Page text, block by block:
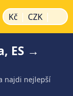
Kč | CZK |
ES →
najdi nejlepší